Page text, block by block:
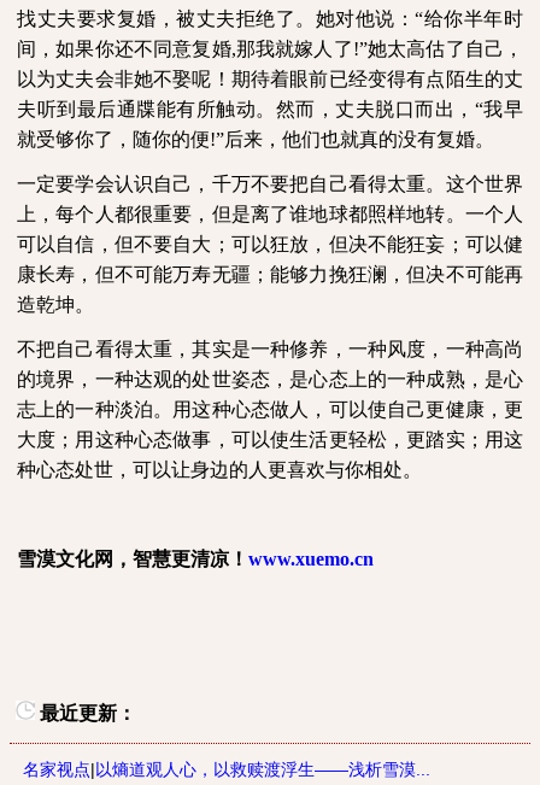
找丈夫要求复婚，被丈夫拒绝了。她对他说：“给你半年时
间，如果你还不同意复婚,那我就嫁人了!”她太高估了自己，
以为丈夫会非她不娶呢！期待着眼前已经变得有点陌生的丈
夫听到最后通牒能有所触动。然而，丈夫脱口而出，“我早
就受够你了，随你的便!”后来，他们也就真的没有复婚。
一定要学会认识自己，千万不要把自己看得太重。这个世界
上，每个人都很重要，但是离了谁地球都照样地转。一个人
可以自信，但不要自大；可以狂放，但决不能狂妄；可以健
康长寿，但不可能万寿无疆；能够力挽狂澜，但决不可能再
造乾坤。
不把自己看得太重，其实是一种修养，一种风度，一种高尚
的境界，一种达观的处世姿态，是心态上的一种成熟，是心
志上的一种淡泊。用这种心态做人，可以使自己更健康，更
大度；用这种心态做事，可以使生活更轻松，更踏实；用这
种心态处世，可以让身边的人更喜欢与你相处。
雪漠文化网，智慧更清凉！ www.xuemo.cn
最近更新：
名家视点|以熵道观人心，以救赎渡浮生——浅析雪漠...